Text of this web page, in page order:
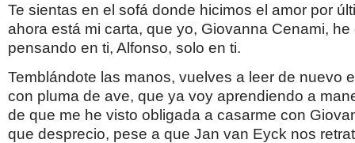
Te sientas en el sofá donde hicimos el amor por
ahora está mi carta, que yo, Giovanna Cenami, he
pensando en ti, Alfonso, solo en ti.
Temblándote las manos, vuelves a leer de nuevo
con pluma de ave, que ya voy aprendiendo a
de que me he visto obligada a casarme con
que desprecio, pese a que Jan van Eyck nos